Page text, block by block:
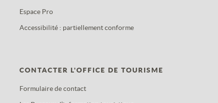
Espace Pro
Accessibilité : partiellement conforme
CONTACTER L'OFFICE DE TOURISME
Formulaire de contact